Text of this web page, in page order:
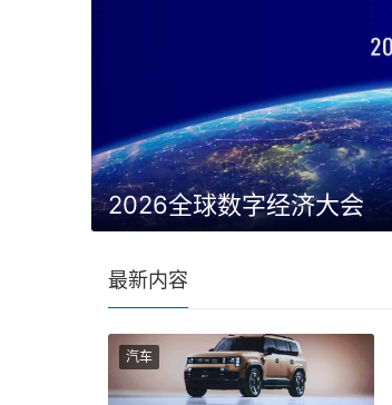
2026全球数字经济大会
最新内容
汽车